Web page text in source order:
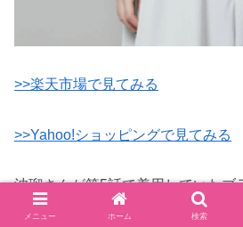
>>楽天市場で見てみる
>>Yahoo!ショッピングで見てみる
波瑠さんが第5話で着用していたブ
ー配色のデザインが上品ですね。
メニュー ホーム 検索